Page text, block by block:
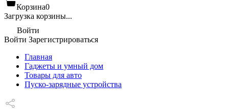
Корзина0
Загрузка корзины...
Войти
Войти Зарегистрироваться
Главная
Гаджеты и умный дом
Товары для авто
Пуско-зарядные устройства